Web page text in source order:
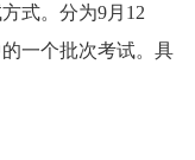
式。分为9月12
一个批次考试。具